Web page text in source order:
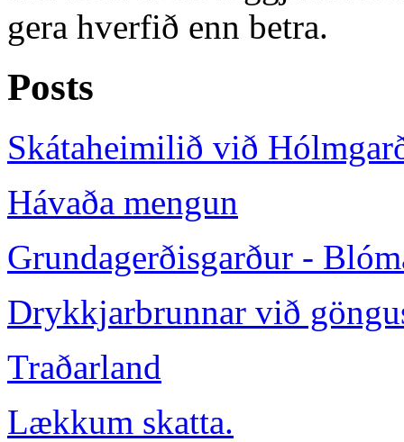
gera hverfið enn betra.
Posts
Skátaheimilið við
Hávaða mengun
Grundagerðisgarður -
Drykkjarbrunnar við
Traðarland
Lækkum skatta.